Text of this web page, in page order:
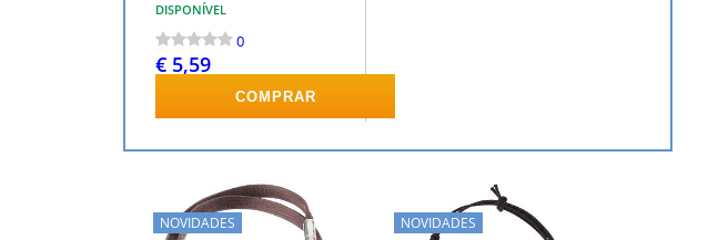
DISPONÍVEL
0
€ 5,59
COMPRAR
NOVIDADES NOVIDADES